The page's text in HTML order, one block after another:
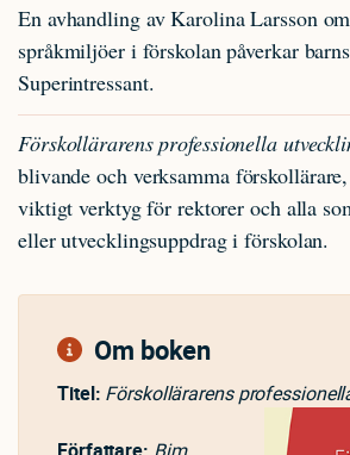
En avhandling av Karolina Larsson
språkmiljöer i förskolan påverkar
Superintressant.
Förskollärarens professionella
blivande och verksamma
viktigt verktyg för rektorer och alla
eller utvecklingsuppdrag i förskolan.
Om boken
Titel: Förskollärarens